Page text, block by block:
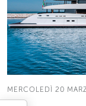
MERCOLEDÌ 20